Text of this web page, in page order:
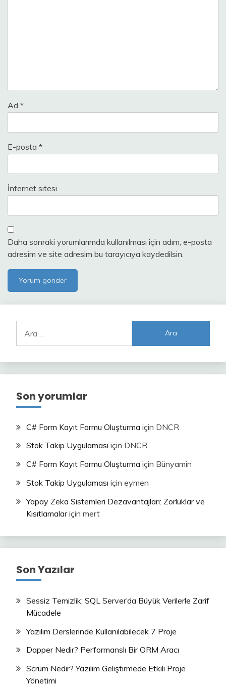
Ad *
E-posta *
İnternet sitesi
Daha sonraki yorumlarımda kullanılması için adım, e-posta
adresim ve site adresim bu tarayıcıya kaydedilsin.
Son yorumlar
C# Form Kayıt Formu Oluşturma için DNCR
Stok Takip Uygulaması için DNCR
C# Form Kayıt Formu Oluşturma için Bünyamin
Stok Takip Uygulaması için eymen
Yapay Zeka Sistemleri Dezavantajları: Zorluklar ve
Kısıtlamalariçin mert
Son Yazılar
Sessiz Temizlik: SQL Server’da Büyük Verilerle Zarif
Mücadele
Yazılım Derslerinde Kullanılabilecek 7 Proje
Dapper Nedir? Performanslı Bir ORM Aracı
Scrum Nedir? Yazılım Geliştirmede Etkili Proje
Yönetimi